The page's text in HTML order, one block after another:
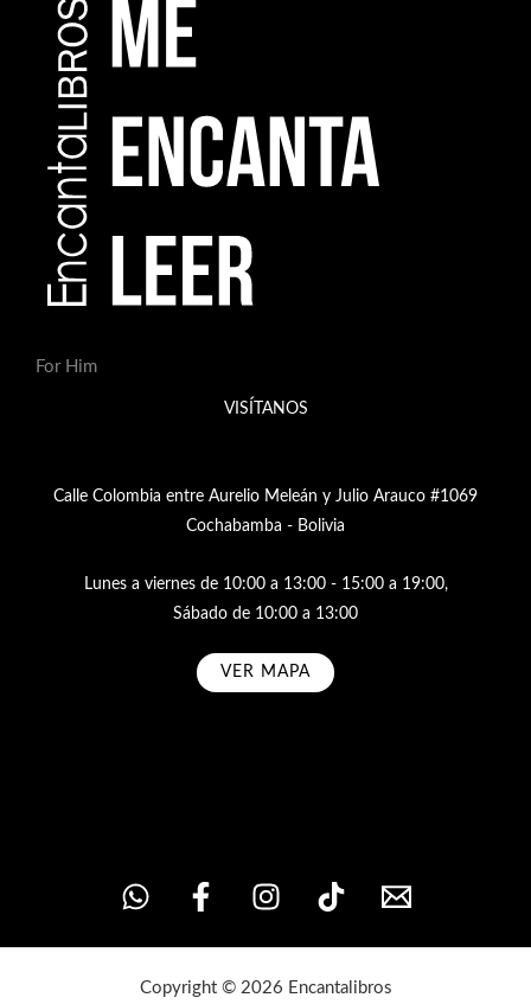
For Him
VISÍTANOS
Calle Colombia entre Aurelio Meleán y Julio Arauco #1069
Cochabamba - Bolivia
Lunes a viernes de 10:00 a 13:00 - 15:00 a 19:00,
Sábado de 10:00 a 13:00
VER MAPA
Copyright © 2026 Encantalibros